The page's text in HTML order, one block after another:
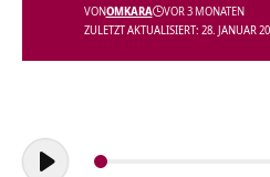
ZULETZT AKTUALISIERT: 28. JANUAR
VONOMKARA VOR 3 MONATEN
Audio-